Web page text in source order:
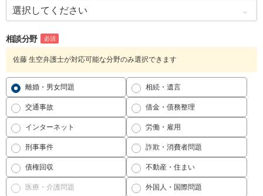
相談分野 必須
佐藤 生空弁護士が対応可能な分野のみ選択できます
離婚・男女問題 相続・遺言
交通事故 借金・債務整理
インターネット 労働・雇用
刑事事件 詐欺・消費者問題
債権回収 不動産・住まい
医療・介護問題 外国人・国際問題